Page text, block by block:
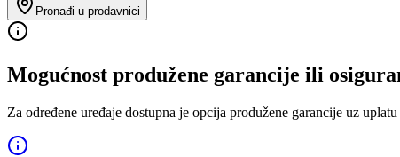
Pronađi u prodavnici
Mogućnost produžene garancije ili
Za određene uređaje dostupna je opcija produžene garancije uz